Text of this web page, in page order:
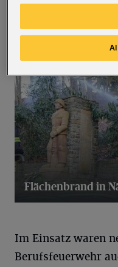
großes Areal
nahmen einige
Flächenbrand in
Im Einsatz waren
Berufsfeuerwehr